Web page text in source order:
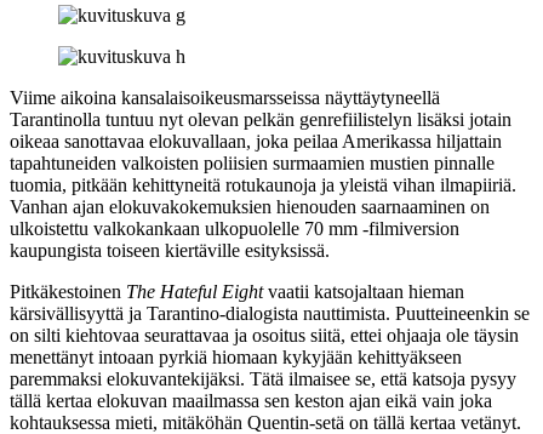
Viime aikoina kansalaisoikeusmarsseissa näyttäytyneellä
Tarantinolla tuntuu nyt olevan pelkän genrefiilistelyn lisäksi jotain
oikeaa sanottavaa elokuvallaan, joka peilaa Amerikassa hiljattain
tapahtuneiden valkoisten poliisien surmaamien mustien pinnalle
tuomia, pitkään kehittyneitä rotukaunoja ja yleistä vihan ilmapiiriä.
Vanhan ajan elokuvakokemuksien hienouden saarnaaminen on
ulkoistettu valkokankaan ulkopuolelle 70 mm ‑filmiversion
kaupungista toiseen kiertäville esityksissä.
Pitkäkestoinen The Hateful Eightvaatii katsojaltaan hieman
kärsivällisyyttä ja Tarantino-dialogista nauttimista. Puutteineenkin se
on silti kiehtovaa seurattavaa ja osoitus siitä, ettei ohjaaja ole täysin
menettänyt intoaan pyrkiä hiomaan kykyjään kehittyäkseen
paremmaksi elokuvantekijäksi. Tätä ilmaisee se, että katsoja pysyy
tällä kertaa elokuvan maailmassa sen keston ajan eikä vain joka
kohtauksessa mieti, mitäköhän Quentin-setä on tällä kertaa vetänyt.